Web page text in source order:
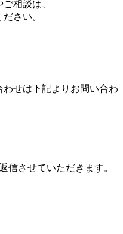
相談は、
さい。
せは下記よりお問い合わ
信させていただきます。